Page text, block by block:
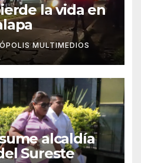
la vida en
MULTIMEDIOS
alcaldía
Sureste